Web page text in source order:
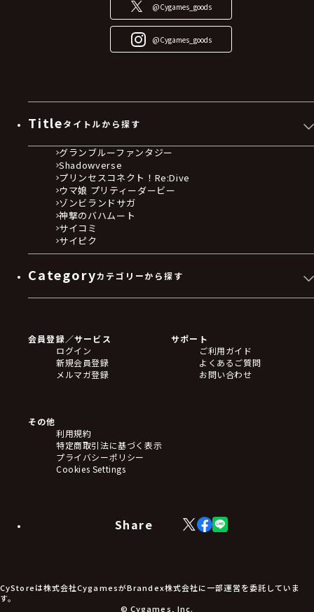
@Cygames_goods
@Cygames_goods
Titleタイトルから探す
グランブルーファンタジー
Shadowverse
プリンセスコネクト！Re:Dive
ウマ娘 プリティーダービー
ゾンビランドサガ
神撃のバハムート
サイコミ
サイピク
Categoryカテゴリーから探す
フィギュア
アクリルスタンド
バッジ
キーホルダー・ストラップ
ステッカー・シール・カード
タペストリー・ポスター
アームサポーター
ブレードホルダー
食品・飲料品
アパレル小物
アクセサリー
会員登録／サービス
ログイン
新規会員登録
メルマガ登録
サポート
ご利用ガイド
よくあるご質問
お問い合わせ
その他
利用規約
特定商取引法に基づく表示
プライバシーポリシー
Cookies Settings
Share
X
(Twitter)
Facebook
LINE
CyStoreは株式会社CygamesがBrandex株式会社に一部運営を委託していま
す。
© Cygames, Inc.